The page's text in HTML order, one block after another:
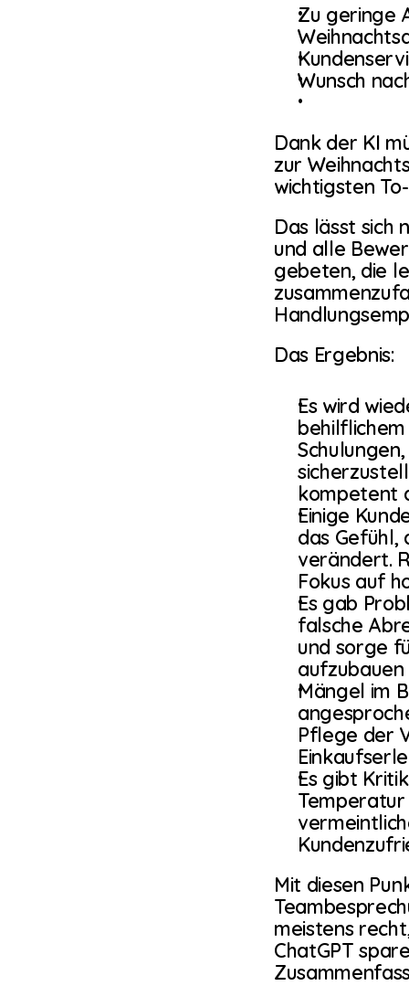
Zu geringe
Wunsch
Dank der KI
zur
wichtigsten
Das lässt sich
und alle
gebeten, die
Das Ergebnis:
Es wird
kompetent
Einige
das Gefühl,
verändert.
Fokus auf
Es gab
falsche
und sorge
Mängel im
Pflege der
Es gibt
Mit diesen
meistens
ChatGPT